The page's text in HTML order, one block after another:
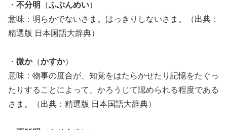
・ 不分明 （ふぶんめい）
意味：明らかでないさま。はっきりしないさま。（出典：
精選版 日本国語大辞典）
・ 微か（かすか）
意味：物事の度合が、知覚をはたらかせたり記憶をたぐっ
たりすることによって、かろうじて認められる程度である
さま。（出典：精選版 日本国語大辞典）